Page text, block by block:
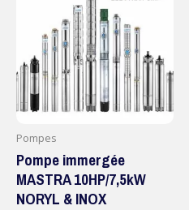
Pompes
Pompe immergée
MASTRA 10HP/7,5kW
NORYL & INOX